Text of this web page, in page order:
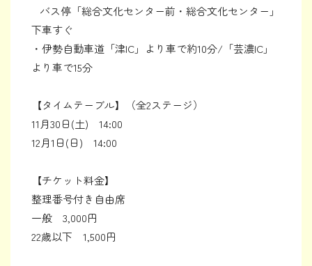
バス停「総合文化センター前・総合文化センター」
下車すぐ
・伊勢自動車道「津IC」より車で約10分/「芸濃IC」
より車で15分
【タイムテーブル】（全2ステージ）
11月30日(土) 14:00
12月1日(日) 14:00
【チケット料金】
整理番号付き自由席
一般 3,000円
22歳以下 1,500円